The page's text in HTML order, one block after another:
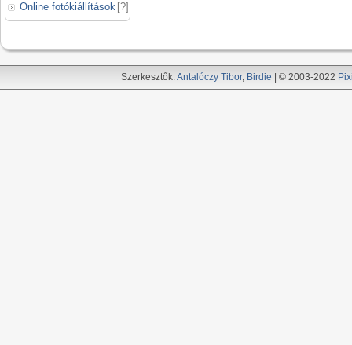
Online fotókiállítások [?]
Szerkesztők:Antalóczy Tibor, Birdie | © 2003-2022